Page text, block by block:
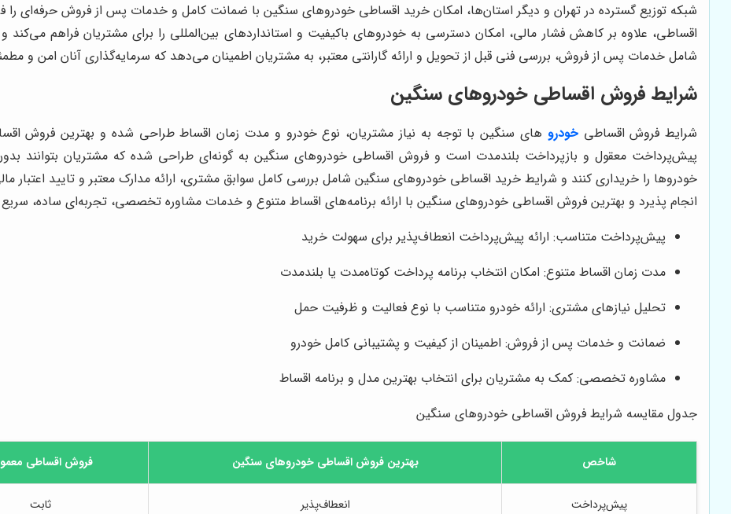
شبکه توزیع گسترده در تهران و دیگر استان‌ها، امکان خرید اقساطی خودروهای سنگین با ضمانت کامل و خدمات پس از فروش حرفه‌ای را
اقساطی، علاوه بر کاهش فشار مالی، امکان دسترسی به خودروهای باکیفیت و استانداردهای بین‌المللی را برای مشتریان فراهم
شامل خدمات پس از فروش، بررسی فنی قبل از تحویل و ارائه گارانتی معتبر، به مشتریان اطمینان می‌دهد که سرمایه‌گذاری آنان امن و
شرایط فروش اقساطی خودروهای سنگین
شرایط فروش اقساطیخودرو های سنگین با توجه به نیاز مشتریان، نوع خودرو و مدت زمان اقساط طراحی شده و بهترین فروش
پیش‌پرداخت معقول و بازپرداخت بلندمدت است و فروش اقساطی خودروهای سنگین به گونه‌ای طراحی شده که مشتریان بتوانند بدون
خودروها را خریداری کنند و شرایط خرید اقساطی خودروهای سنگین شامل بررسی کامل سوابق مشتری، ارائه مدارک معتبر و تایید اعتبار
انجام پذیرد و بهترین فروش اقساطی خودروهای سنگین با ارائه برنامه‌های اقساط متنوع و خدمات مشاوره تخصصی، تجربه‌ای ساده، سریع
پیش‌پرداخت متناسب: ارائه پیش‌پرداخت انعطاف‌پذیر برای سهولت خرید
مدت زمان اقساط متنوع: امکان انتخاب برنامه پرداخت کوتاه‌مدت یا بلندمدت
تحلیل نیازهای مشتری: ارائه خودرو متناسب با نوع فعالیت و ظرفیت حمل
ضمانت و خدمات پس از فروش: اطمینان از کیفیت و پشتیبانی کامل خودرو
مشاوره تخصصی: کمک به مشتریان برای انتخاب بهترین مدل و برنامه اقساط
جدول مقایسه شرایط فروش اقساطی خودروهای سنگین
شاخص بهترین فروش اقساطی خودروهای سنگین فروش اقساطی
پیش‌پرداخت انعطاف‌پذیر ثابت